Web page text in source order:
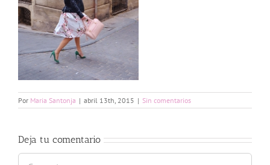
Por Maria Santonja | abril 13th, 2015 | Sin comentarios
Deja tu comentario
Comentar